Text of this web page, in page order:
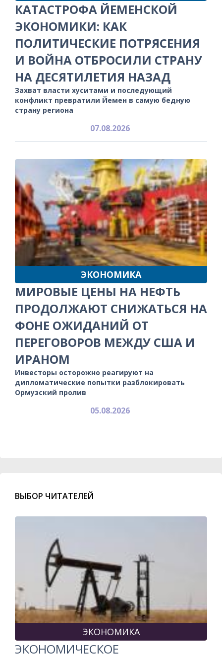
КАТАСТРОФА ЙЕМЕНСКОЙ
ЭКОНОМИКИ: КАК
ПОЛИТИЧЕСКИЕ ПОТРЯСЕНИЯ
И ВОЙНА ОТБРОСИЛИ СТРАНУ
НА ДЕСЯТИЛЕТИЯ НАЗАД
Захват власти хуситами и последующий
конфликт превратили Йемен в самую бедную
страну региона
07.08.2026
ЭКОНОМИКА
МИРОВЫЕ ЦЕНЫ НА НЕФТЬ
ПРОДОЛЖАЮТ СНИЖАТЬСЯ НА
ФОНЕ ОЖИДАНИЙ ОТ
ПЕРЕГОВОРОВ МЕЖДУ США И
ИРАНОМ
Инвесторы осторожно реагируют на
дипломатические попытки разблокировать
Ормузский пролив
05.08.2026
ВЫБОР ЧИТАТЕЛЕЙ
ЭКОНОМИКА
ЭКОНОМИЧЕСКОЕ